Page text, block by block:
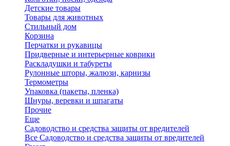
Детские товары
Товары для животных
Стильный дом
Корзина
Перчатки и рукавицы
Придверные и интерьерные коврики
Раскладушки и табуреты
Рулонные шторы, жалюзи, карнизы
Термометры
Упаковка (пакеты, пленка)
Шнуры, веревки и шпагаты
Прочие
Еще
Садоводство и средства защиты от вредителей
Все Садоводство и средства защиты от вредителей